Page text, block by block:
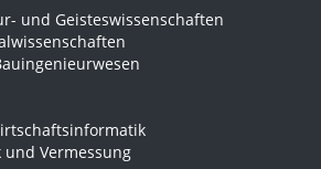
und Geisteswissenschaften
Vermessung